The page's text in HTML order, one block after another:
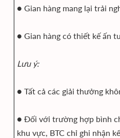
● Gian hàng mang lại trải
● Gian hàng có thiết kế ấn
Lưu ý:
● Tất cả các giải thưởng
● Đối với trường hợp bình
khu vực, BTC chỉ ghi nhận